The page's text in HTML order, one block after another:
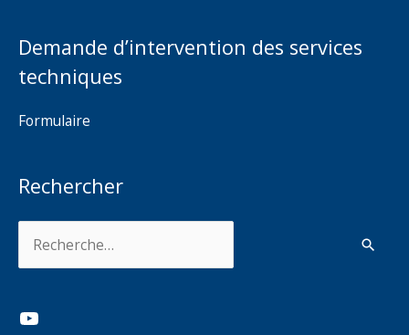
Demande d’intervention des services
techniques
Formulaire
Rechercher
YouTube